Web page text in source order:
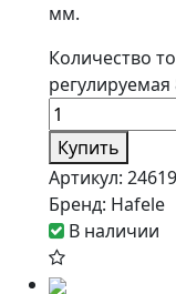
мм.
Количество
Купить
Артикул: 24619
Бренд: Hafele
В наличии